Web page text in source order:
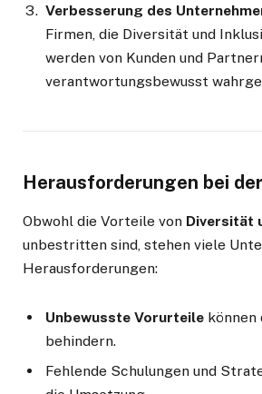
Verbesserung des
Firmen, die Diversität und
werden von Kunden und
verantwortungsbewusst
Herausforderungen bei
Obwohl die Vorteile von Diversität
unbestritten sind, stehen viele
Herausforderungen:
Unbewusste Vorurteile
behindern.
Fehlende Schulungen und